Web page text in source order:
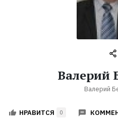
обсуждаемые
Авторы
Валерий
Валерий
НРАВИТСЯ 0